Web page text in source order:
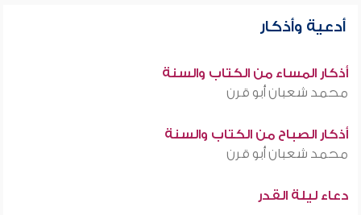
أدعية وأذكار
أذكار المساء من الكتاب والسنة
محمد شعبان أبو قرن
أذكار الصباح من الكتاب والسنة
محمد شعبان أبو قرن
دعاء ليلة القدر